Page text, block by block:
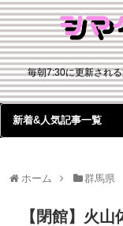
毎朝7:30に更新され
新着&人気記事一覧
ホーム 群馬県
【閉館】火